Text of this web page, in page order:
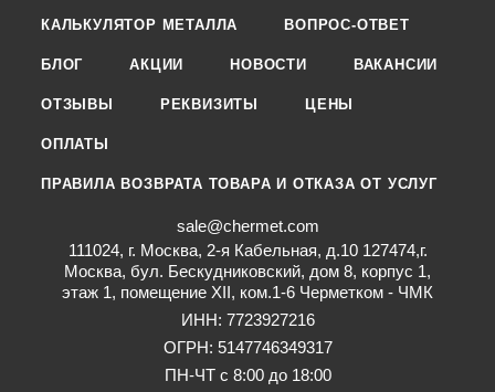
КАЛЬКУЛЯТОР МЕТАЛЛА ВОПРОС-ОТВЕТ
БЛОГ АКЦИИ НОВОСТИ ВАКАНСИИ
ОТЗЫВЫ РЕКВИЗИТЫ ЦЕНЫ
ОПЛАТЫ
ПРАВИЛА ВОЗВРАТА ТОВАРА И ОТКАЗА ОТ УСЛУГ
sale@chermet.com
111024, г. Москва, 2-я Кабельная, д.10 127474,г.
Москва, бул. Бескудниковский, дом 8, корпус 1,
этаж 1, помещение XII, ком.1-6 Черметком - ЧМК
ИНН: 7723927216
ОГРН: 5147746349317
ПН-ЧТ с 8:00 до 18:00